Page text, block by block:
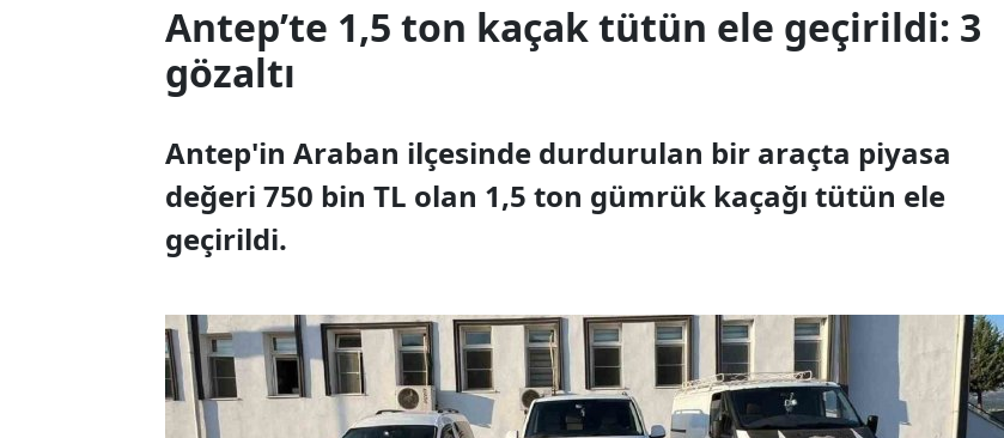
Antep’te 1,5 ton kaçak tütün ele geçirildi: 3
gözaltı
Antep'in Araban ilçesinde durdurulan bir araçta piyasa
değeri 750 bin TL olan 1,5 ton gümrük kaçağı tütün ele
geçirildi.